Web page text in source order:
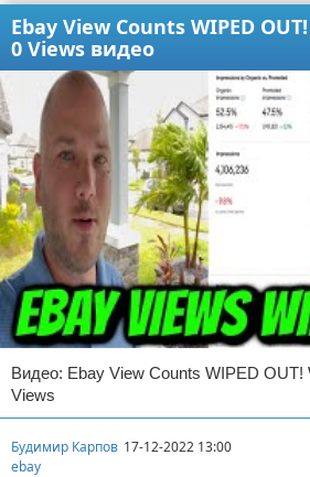
Ebay View Counts WIPED
0 Views видео
Видео: Ebay View Counts WIPED OUT!
Views
Будимир Карпов 17-12-2022 13:00
ebay